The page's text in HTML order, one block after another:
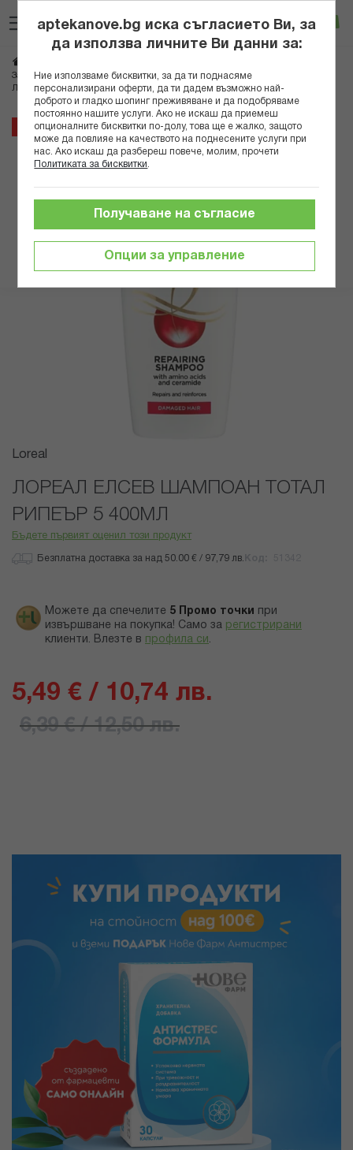
към
съдържанието
Вход
За изтощена и цъфтяща коса
ЛОРЕАЛ ЕЛСЕВ ШАМПОАН ТОТАЛ РИПЕЪР 5 400МЛ
14%
Преминете
края
галерията
изображенията
Преминете
началото
галерия
със
Loreal
ЛОРЕАЛ ЕЛСЕВ ШАМПОАН ТОТАЛ
РИПЕЪР 5 400МЛ
Бъдете първият оценил този продукт
Безплатна доставка за над 50.00 € / 97,79 лв.
Можете да спечелите 5 Промо точки
при
извършване на покупка! Само за регистрирани
клиенти. Влезте в профила си .
5,49 € / 10,74 лв.
6,39 € / 12,50 лв.
aptekanove.bg иска съгласието Ви, за
да използва личните Ви данни за:
Ние използваме бисквитки, за да ти поднасяме
персонализирани оферти, да ти дадем възможно най-
доброто и гладко шопинг преживяване и да подобряваме
постоянно нашите услуги. Ако не искаш да приемеш
опционалните бисквитки по-долу, това ще е жалко, защото
може да повлияе на качеството на поднесените услуги при
нас. Ако искаш да разбереш повече, молим, прочети
Политиката за бисквитки
Опции за управление
Получаване на съгласие